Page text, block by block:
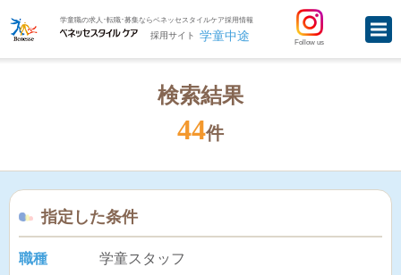
学童職の求人･転職･募集ならベネッセスタイルケア採用情報
採用サイト 学童中途 Follow us
検索結果
44件
指定した条件
職種
学童スタッフ